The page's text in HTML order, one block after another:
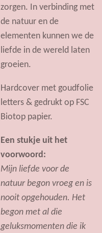
zorgen. In verbinding met
de natuur en de
elementen kunnen we de
liefde in de wereld laten
groeien.
Hardcover met goudfolie
letters & gedrukt op FSC
Biotop papier.
Een stukje uit het
voorwoord:
Mijn liefde voor de
natuur begon vroeg en is
nooit opgehouden. Het
begon met al die
geluksmomenten die ik